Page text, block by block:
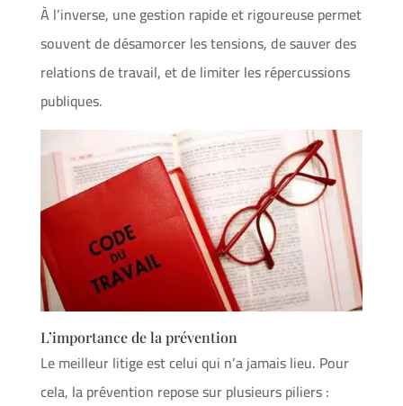
À l’inverse, une gestion rapide et rigoureuse permet
souvent de désamorcer les tensions, de sauver des
relations de travail, et de limiter les répercussions
publiques.
L’importance de la prévention
Le meilleur litige est celui qui n’a jamais lieu. Pour
cela, la prévention repose sur plusieurs piliers :